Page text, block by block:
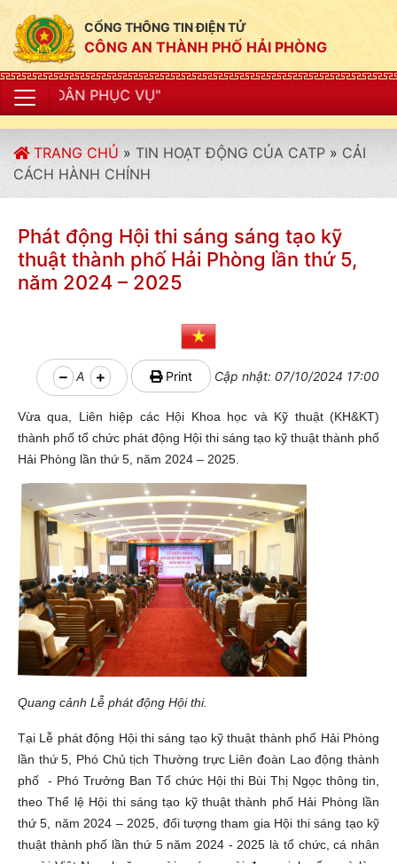
CỔNG THÔNG TIN ĐIỆN TỬ
CÔNG AN THÀNH PHỐ HẢI PHÒNG
TRANG CHỦ » TIN HOẠT ĐỘNG CỦA CATP » CẢI
CÁCH HÀNH CHÍNH
Phát động Hội thi sáng sáng tạo kỹ
thuật thành phố Hải Phòng lần thứ 5,
năm 2024 – 2025
A Print Cập nhật: 07/10/2024 17:00
Vừa qua, Liên hiệp các Hội Khoa học và Kỹ thuật (KH&KT)
thành phố tổ chức phát động Hội thi sáng tạo kỹ thuật thành phố
Hải Phòng lần thứ 5, năm 2024 – 2025.
Quang cảnh Lễ phát động Hội thi.
Tại Lễ phát động Hội thi sáng tạo kỹ thuật thành phố Hải Phòng
lần thứ 5, Phó Chủ tịch Thường trực Liên đoàn Lao động thành
phố - Phó Trưởng Ban Tổ chức Hội thi Bùi Thị Ngọc thông tin,
theo Thể lệ Hội thi sáng tạo kỹ thuật thành phố Hải Phòng lần
thứ 5, năm 2024 – 2025, đối tượng tham gia Hội thi sáng tạo kỹ
thuật thành phố lần thứ 5 năm 2024 - 2025 là tổ chức, cá nhân